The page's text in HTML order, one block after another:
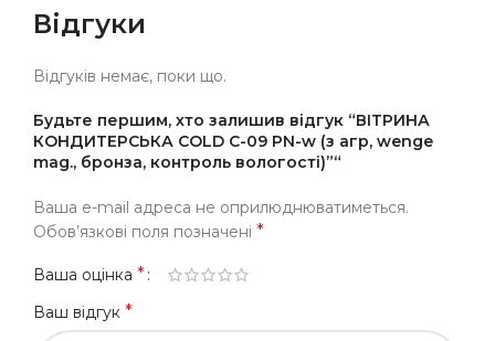
Відгуки
Відгуків немає, поки що.
Будьте першим, хто залишив відгук “ВІТРИНА
КОНДИТЕРСЬКА COLD С-09 PN-w (з агр, wenge
mag., бронза, контроль вологості)”“
Ваша e-mail адреса не оприлюднюватиметься.
Обов’язкові поля позначені *
Ваша оцінка *
Ваш відгук *